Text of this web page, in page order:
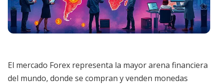
El mercado Forex representa la mayor arena financiera
del mundo, donde se compran y venden monedas